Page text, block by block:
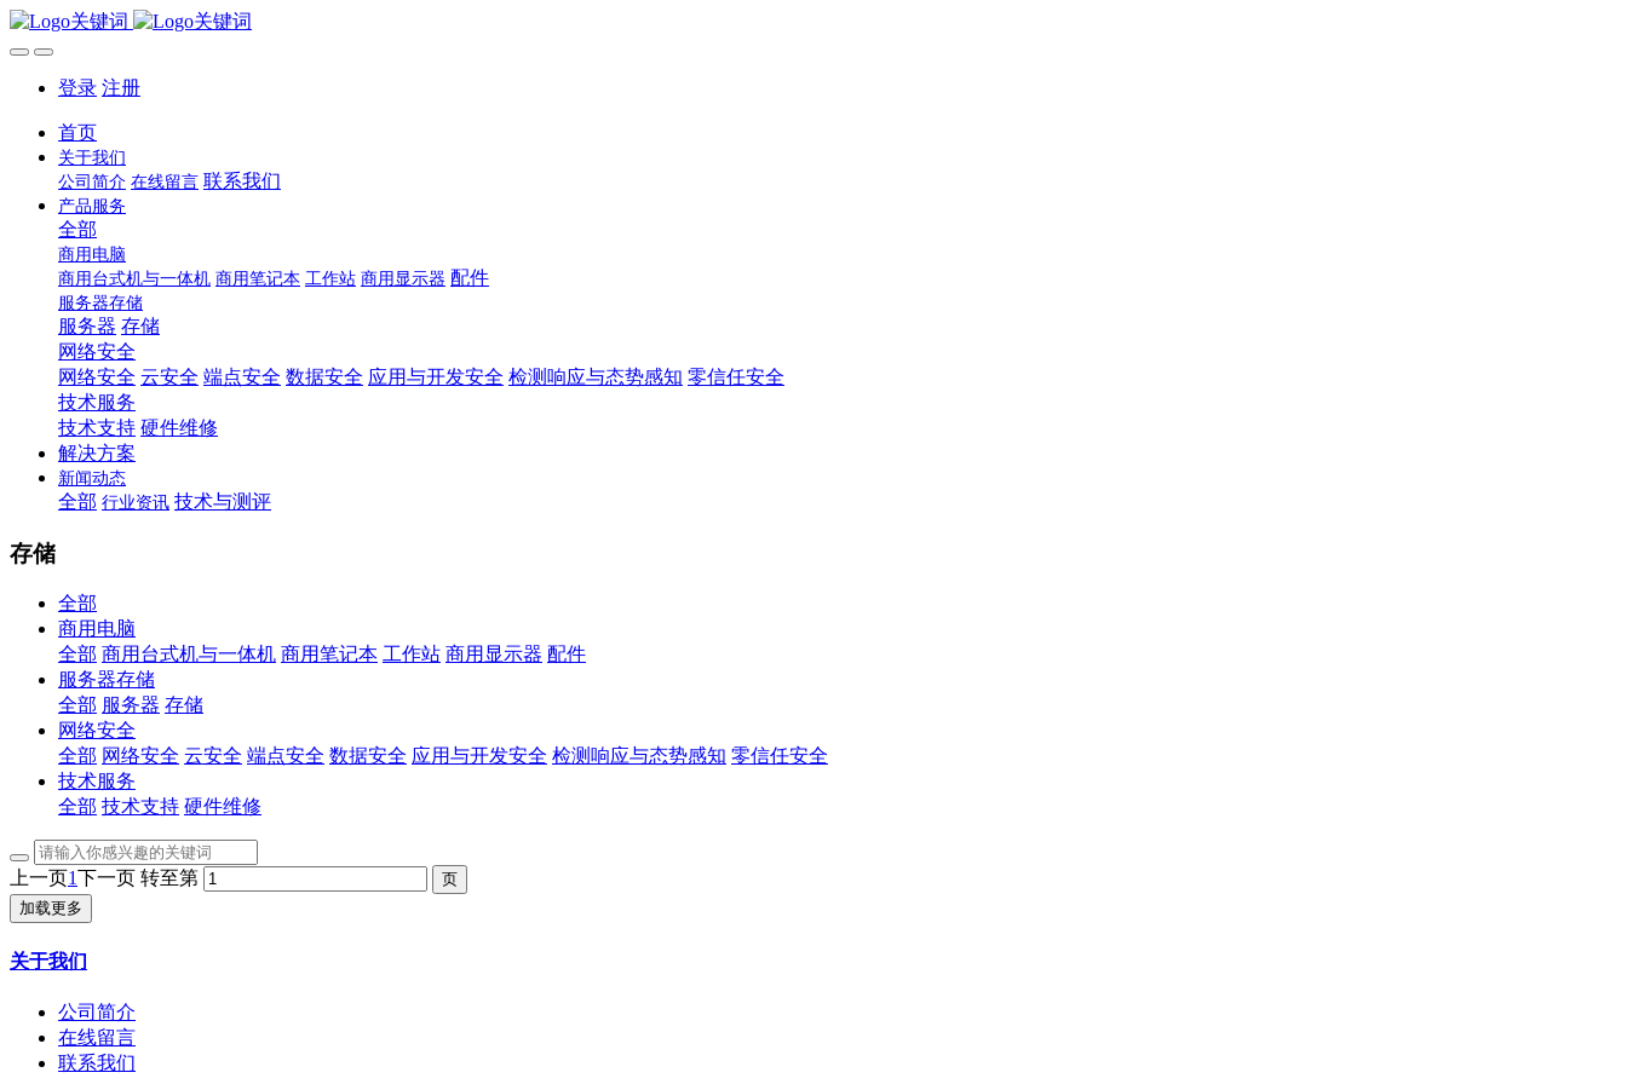
登录 注册
首页
关于我们
公司简介 在线留言 联系我们
产品服务
全部
商用电脑
商用台式机与一体机 商用笔记本 工作站 商用显示器 配件
服务器存储
服务器 存储
网络安全
网络安全 云安全 端点安全 数据安全 应用与开发安全 检测响应与态势感知 零信任安全
技术服务
技术支持 硬件维修
解决方案
新闻动态
全部 行业资讯 技术与测评
存储
全部
商用电脑
全部 商用台式机与一体机 商用笔记本 工作站 商用显示器 配件
服务器存储
全部 服务器 存储
网络安全
全部 网络安全 云安全 端点安全 数据安全 应用与开发安全 检测响应与态势感知 零信任安全
技术服务
全部 技术支持 硬件维修
上一页1下一页 转至第
加载更多
关于我们
公司简介
在线留言
联系我们